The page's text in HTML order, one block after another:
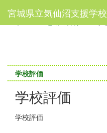
宮城県立気仙沼支援学校
学校評価
学校評価
学校評価